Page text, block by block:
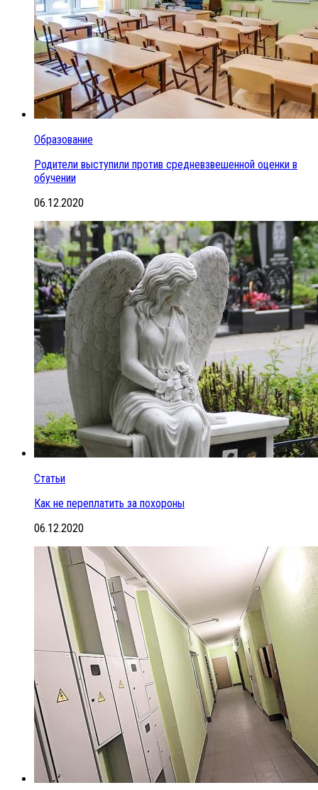
Образование
Родители выступили против средневзвешенной оценки в
обучении
06.12.2020
Статьи
Как не переплатить за похороны
06.12.2020